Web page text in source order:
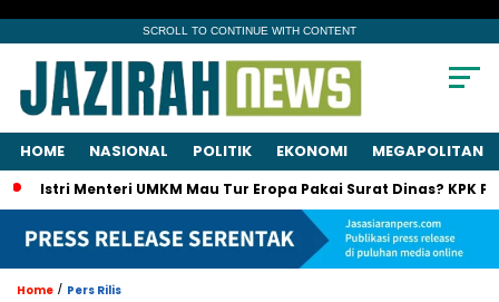
SCROLL TO CONTINUE WITH CONTENT
HOME NASIONAL POLITIK EKONOMI MEGAPOLITAN
Istri Menteri UMKM Mau Tur Eropa Pakai Surat Dinas? KPK
Home / Pers Rilis